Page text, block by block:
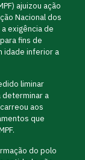
ajuizou ação
Nacional dos
exigência de
fins de
idade inferior a
liminar
determinar a
aos
que
do polo